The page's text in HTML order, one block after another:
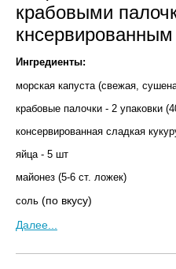
крабовыми
Ингредиенты:
морская капуста (свежая,
крабовые палочки - 2 упаковки
консервированная сладкая
яйца - 5 шт
майонез (5-6 ст. ложек)
соль (по вкусу)
Далее...